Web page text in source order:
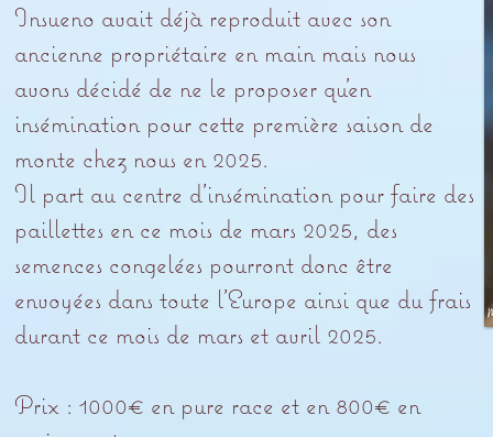
Insueno avait déjà reproduit avec son
ancienne propriétaire en main mais nous
avons décidé de ne le proposer qu’en
insémination pour cette première saison de
monte chez nous en 2025.
Il part au centre d’insémination pour faire des
paillettes en ce mois de mars 2025, des
semences congelées pourront donc être
envoyées dans toute l’Europe ainsi que du frais
durant ce mois de mars et avril 2025.
Prix : 1000€ en pure race et en 800€ en